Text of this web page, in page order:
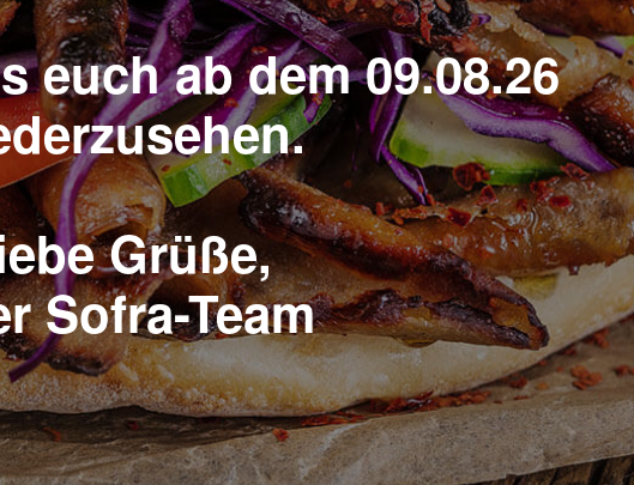
euch ab dem 09.08.26
Grüße,
Sofra-Team